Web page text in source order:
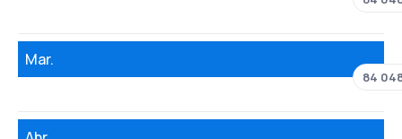
Mar.
84